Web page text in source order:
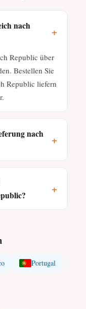
nach
+
Republic über
Bestellen Sie
Republic liefern
nach
+
+
Portugal